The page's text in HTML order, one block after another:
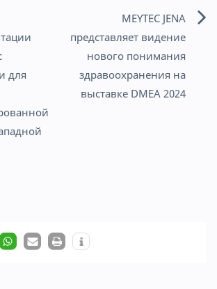
для
MEYTEC JENA
представляет видение
нового понимания
здравоохранения на
выставке DMEA 2024